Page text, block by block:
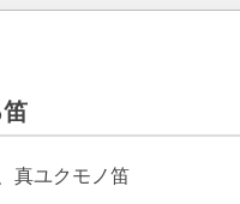
真ユクモノ笛